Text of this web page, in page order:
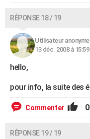
RÉPONSE 18 / 19
Utilisateur anonyme
13 déc. 2008 à 15:59
hello,
pour info, la suite des
Commenter 0
RÉPONSE 19 / 19